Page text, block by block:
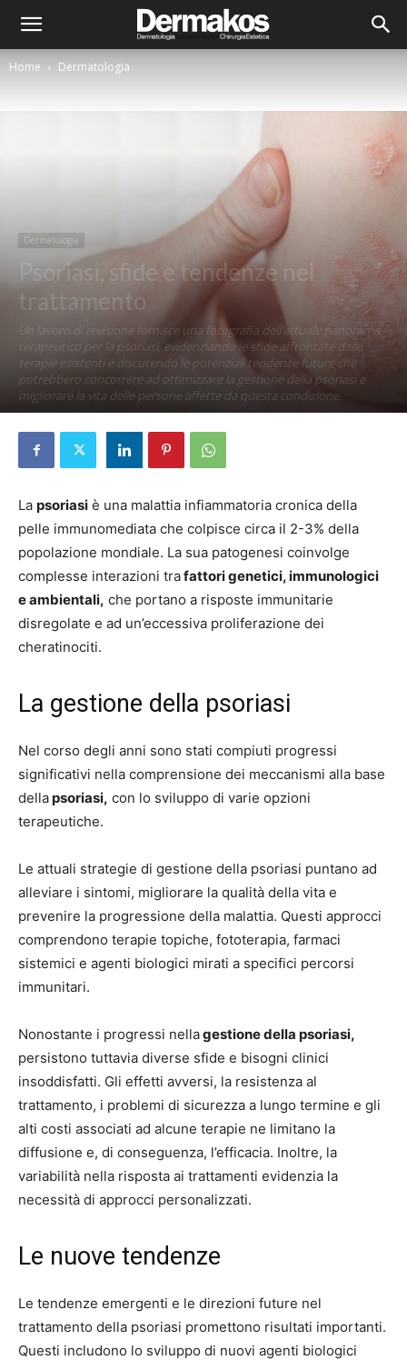
Home Dermatologia
Dermatologia
Psoriasi, sfide e tendenze nel
trattamento
Un lavoro di revisione fornisce una fotografia dell’attuale panorama
terapeutico per la psoriasi, evidenziando le sfide affrontate dalle
terapie esistenti e discutendo le potenziali tendenze future che
potrebbero concorrere ad ottimizzare la gestione della psoriasi e
migliorare la vita delle persone affette da questa condizione.
La psoriasi è una malattia infiammatoria cronica della
pelle immunomediata che colpisce circa il 2-3% della
popolazione mondiale. La sua patogenesi coinvolge
complesse interazioni trafattori genetici, immunologici
e ambientali, che portano a risposte immunitarie
disregolate e ad un’eccessiva proliferazione dei
cheratinociti.
La gestione della psoriasi
Nel corso degli anni sono stati compiuti progressi
significativi nella comprensione dei meccanismi alla base
dellapsoriasi, con lo sviluppo di varie opzioni
terapeutiche.
Le attuali strategie di gestione della psoriasi puntano ad
alleviare i sintomi, migliorare la qualità della vita e
prevenire la progressione della malattia. Questi approcci
comprendono terapie topiche, fototerapia, farmaci
sistemici e agenti biologici mirati a specifici percorsi
immunitari.
Nonostante i progressi nellagestione della psoriasi,
persistono tuttavia diverse sfide e bisogni clinici
insoddisfatti. Gli effetti avversi, la resistenza al
trattamento, i problemi di sicurezza a lungo termine e gli
alti costi associati ad alcune terapie ne limitano la
diffusione e, di conseguenza, l’efficacia. Inoltre, la
variabilità nella risposta ai trattamenti evidenzia la
necessità di approcci personalizzati.
Le nuove tendenze
Le tendenze emergenti e le direzioni future nel
trattamento della psoriasi promettono risultati importanti.
Questi includono lo sviluppo di nuovi agenti biologici